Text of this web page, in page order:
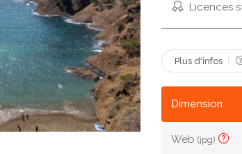
Licences
Plus d'infos
Dimension
Web(jpg)